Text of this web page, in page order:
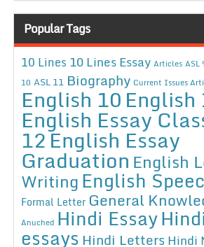
Popular Tags
10 Lines 10 Lines Essay Articles ASL
10 ASL 11 Biography Current Issues
English 10English
English Essay
12English Essay
Graduation English
WritingEnglish
Formal Letter General
Anuched Hindi EssayHindi
essays Hindi Letters Hindi